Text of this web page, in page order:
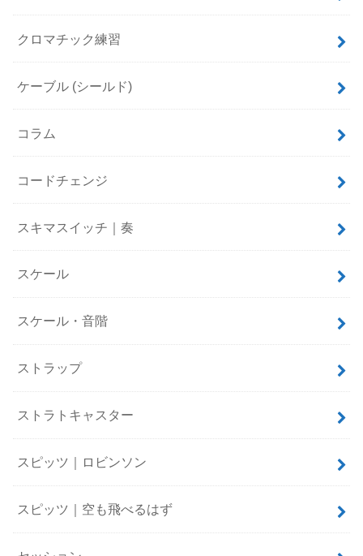
クロマチック練習
ケーブル (シールド)
コラム
コードチェンジ
スキマスイッチ｜奏
スケール
スケール・音階
ストラップ
ストラトキャスター
スピッツ｜ロビンソン
スピッツ｜空も飛べるはず